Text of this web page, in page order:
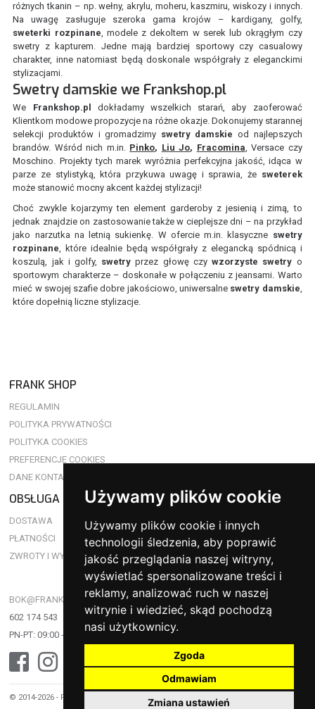
Używamy plików cookie
Używamy plików cookie i innych
technologii śledzenia, aby poprawić
jakość przeglądania naszej witryny,
wyświetlać spersonalizowane treści i
reklamy, analizować ruch w naszej
witrynie i wiedzieć, skąd pochodzą
nasi użytkownicy.
Zgoda
Odmawiam
Zmiana ustawień
różnych tkanin – np. wełny, akrylu, moheru, kaszmiru, wiskozy i innych.
Na uwagę zasługuje szeroka gama krojów – kardigany, golfy,
sweterki rozpinane, modele z dekoltem w serek lub okrągłym czy
swetry z kapturem. Jedne mają bardziej sportowy czy casualowy
charakter, inne natomiast będą doskonale współgrały z eleganckimi
stylizacjami.
Swetry damskie we Frankshop.pl
We Frankshop.pl
dokładamy wszelkich starań, aby zaoferować
Klientkom modowe propozycje na różne okazje. Dokonujemy starannej
selekcji produktów i gromadzimy swetry damskie od najlepszych
brandów. Wśród nich m.in. Pinko, Liu Jo, Fracomina, Versace czy
Moschino. Projekty tych marek wyróżnia perfekcyjna jakość, idąca w
parze ze stylistyką, która przykuwa uwagę i sprawia, że sweterek
może stanowić mocny akcent każdej stylizacji!
Choć zwykle kojarzymy ten element garderoby z jesienią i zimą, to
jednak znajdzie on zastosowanie także w cieplejsze dni – na przykład
jako narzutka na letnią sukienkę. W ofercie m.in. klasyczne swetry
rozpinane, które idealnie będą współgrały z elegancką spódnicą i
koszulą, jak i golfy, swetry przez głowę czywzorzyste swetry o
sportowym charakterze – doskonałe w połączeniu z jeansami. Warto
mieć w swojej szafie dobre jakościowo, uniwersalne swetry damskie,
które dopełnią liczne stylizacje.
FRANK SHOP
REGULAMIN
POLITYKA PRYWATNOŚCI
POLITYKA COOKIES
PREFERENCJE COOKIES
DANE KONTAKTOWE
OBSŁUGA KLIENTA
DOSTAWA
PŁATNOŚCI
ZWROTY I WYMIANY
BOK@FRANKSHOP.PL
602 174 543
PN-PT: 09:00 - 17:00
© 2014-2026 - FRANKSHOP.PL - WSZYSTKIE PRAWA ZASTRZEŻONE